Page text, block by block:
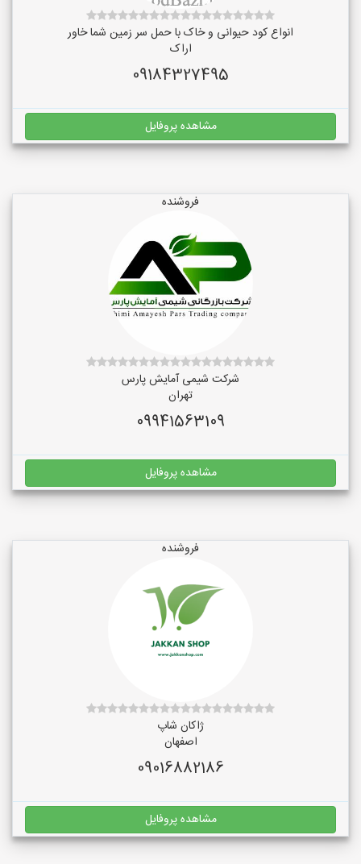
انواع کود حیوانی و خاک با حمل سر زمین شما خاور
اراک
09184327495
مشاهده پروفایل
فروشنده
شرکت شیمی آمایش پارس
تهران
09941563109
مشاهده پروفایل
فروشنده
ژاکان شاپ
اصفهان
09016882186
مشاهده پروفایل